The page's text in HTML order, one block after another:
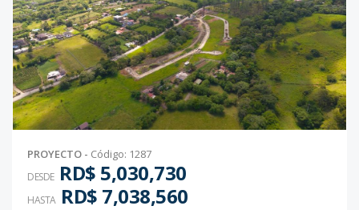
PROYECTO - Código: 1287
DESDE RD$ 5,030,730
HASTA RD$ 7,038,560